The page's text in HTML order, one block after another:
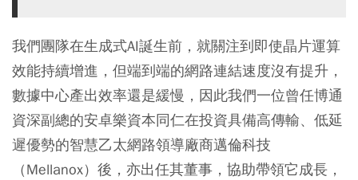
我們團隊在生成式AI誕生前，就關注到即使晶片運算
效能持續增進，但端到端的網路連結速度沒有提升，
數據中心產出效率還是緩慢，因此我們一位曾任博通
資深副總的安卓樂資本同仁在投資具備高傳輸、低延
遲優勢的智慧乙太網路領導廠商邁倫科技
（Mellanox）後，亦出任其董事，協助帶領它成長，